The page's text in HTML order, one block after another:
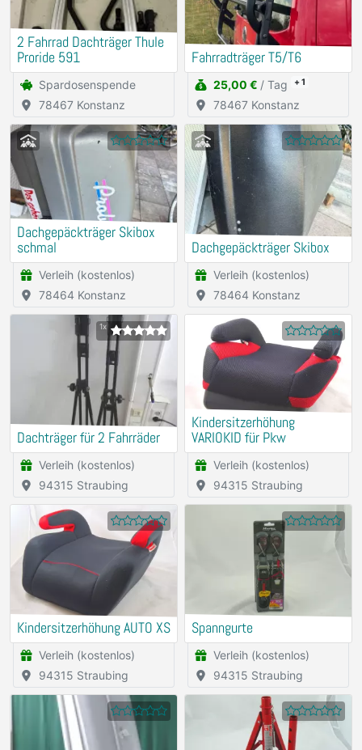
2 Fahrrad Dachträger Thule
Proride 591
Spardosenspende
78467 Konstanz
Fahrradträger T5/T6
25,00 € / Tag + 1
78467 Konstanz
Dachgepäckträger Skibox
schmal
Verleih (kostenlos)
78464 Konstanz
Dachgepäckträger Skibox
Verleih (kostenlos)
78464 Konstanz
1x
Dachträger für 2 Fahrräder
Verleih (kostenlos)
94315 Straubing
Kindersitzerhöhung
VARIOKID für Pkw
Verleih (kostenlos)
94315 Straubing
Kindersitzerhöhung AUTO XS
Verleih (kostenlos)
94315 Straubing
Spanngurte
Verleih (kostenlos)
94315 Straubing